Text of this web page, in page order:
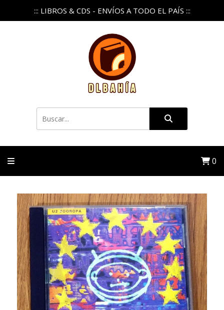
::: LIBROS & CDS - ENVÍOS A TODO EL PAÍS :::
0